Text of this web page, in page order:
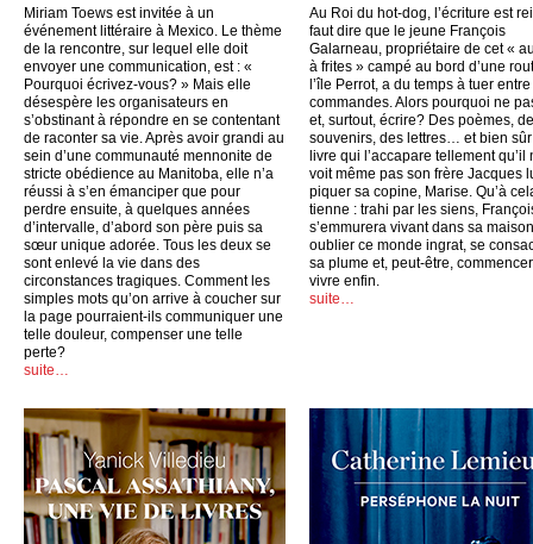
Miriam Toews est invitée à un
événement littéraire à Mexico. Le thème
de la rencontre, sur lequel elle doit
envoyer une communication, est : «
Pourquoi écrivez-vous? » Mais elle
désespère les organisateurs en
s’obstinant à répondre en se contentant
de raconter sa vie. Après avoir grandi au
sein d’une communauté mennonite de
stricte obédience au Manitoba, elle n’a
réussi à s’en émanciper que pour
perdre ensuite, à quelques années
d’intervalle, d’abord son père puis sa
sœur unique adorée. Tous les deux se
sont enlevé la vie dans des
circonstances tragiques. Comment les
simples mots qu’on arrive à coucher sur
la page pourraient-ils communiquer une
telle douleur, compenser une telle
perte?
suite…
Au Roi du hot-dog, l’écriture est
faut dire que le jeune François
Galarneau, propriétaire de cet «
à frites » campé au bord d’une
l’île Perrot, a du temps à tuer
commandes. Alors pourquoi ne
et, surtout, écrire? Des poèmes,
souvenirs, des lettres… et bien
livre qui l’accapare tellement qu’il
voit même pas son frère Jacques
piquer sa copine, Marise. Qu’à
tienne : trahi par les siens,
s’emmurera vivant dans sa
oublier ce monde ingrat, se
sa plume et, peut-être,
vivre enfin.
suite…